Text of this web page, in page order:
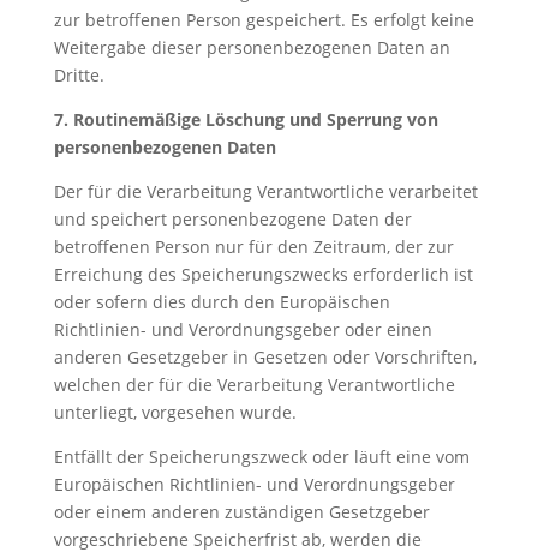
zur betroffenen Person gespeichert. Es erfolgt keine
Weitergabe dieser personenbezogenen Daten an
Dritte.
7. Routinemäßige Löschung und Sperrung von
personenbezogenen Daten
Der für die Verarbeitung Verantwortliche verarbeitet
und speichert personenbezogene Daten der
betroffenen Person nur für den Zeitraum, der zur
Erreichung des Speicherungszwecks erforderlich ist
oder sofern dies durch den Europäischen
Richtlinien- und Verordnungsgeber oder einen
anderen Gesetzgeber in Gesetzen oder Vorschriften,
welchen der für die Verarbeitung Verantwortliche
unterliegt, vorgesehen wurde.
Entfällt der Speicherungszweck oder läuft eine vom
Europäischen Richtlinien- und Verordnungsgeber
oder einem anderen zuständigen Gesetzgeber
vorgeschriebene Speicherfrist ab, werden die